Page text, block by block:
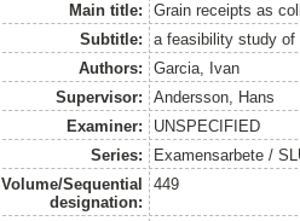
Main title:
Grain receipts as
Subtitle:
a feasibility study of
Authors:
Garcia, Ivan
Supervisor:
Andersson, Hans
Examiner:
UNSPECIFIED
Series:
Examensarbete /
Volume/Sequential
designation:
449